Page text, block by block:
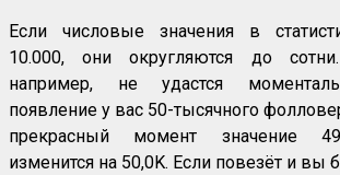
Если числовые значения в
10.000, они округляются до
например, не удастся
появление у вас 50-тысячного
прекрасный момент значение
изменится на 50,0K. Если повезёт и вы